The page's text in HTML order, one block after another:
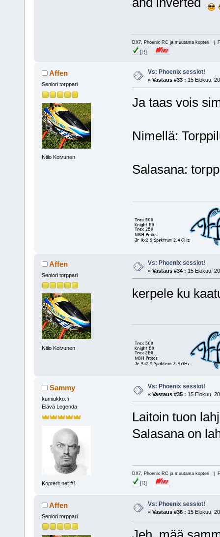
DX7, Phoenix RC ja muutama kopteri |
[R]
Affen
Seniori torppari
Niilo Koivunen
Vs: Phoenix sessiot!
« Vastaus #33 : 15 Elokuu,
Ja taas vois
Nimellä:
Salasana:
Affen
Seniori torppari
Niilo Koivunen
Vs: Phoenix sessiot!
« Vastaus #34 : 15 Elokuu,
kerpele ku
Sammy
kumiukko.fi
Elävä Legenda
Kopterit.net #1
Vs: Phoenix sessiot!
« Vastaus #35 : 15 Elokuu,
Laitoin tuon
Salasana on
DX7, Phoenix RC ja muutama kopteri |
[R]
Affen
Seniori torppari
Vs: Phoenix sessiot!
« Vastaus #36 : 15 Elokuu,